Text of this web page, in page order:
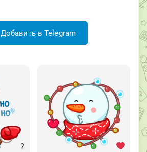
Добавить в Telegram
?